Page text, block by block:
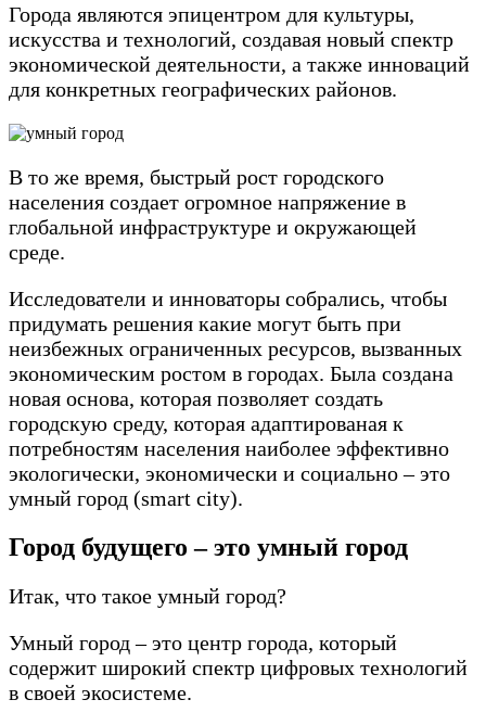
Города являются эпицентром для культуры,
искусства и технологий, создавая новый спектр
экономической деятельности, а также инноваций
для конкретных географических районов.
В то же время, быстрый рост городского
населения создает огромное напряжение в
глобальной инфраструктуре и окружающей
среде.
Исследователи и инноваторы собрались, чтобы
придумать решения какие могут быть при
неизбежных ограниченных ресурсов, вызванных
экономическим ростом в городах. Была создана
новая основа, которая позволяет создать
городскую среду, которая адаптированая к
потребностям населения наиболее эффективно
экологически, экономически и социально – это
умный город (smart city).
Город будущего – это умный город
Итак, что такое умный город?
Умный город – это центр города, который
содержит широкий спектр цифровых технологий
в своей экосистеме.